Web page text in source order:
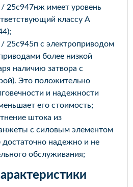
25с947нж имеет уровень
классу А
/ 25с945п с электроприводом
более низкой
наличию затвора с
Это положительно
и надежности
его стоимость;
штока из
с силовым элементом
достаточно надежно и не
обслуживания;